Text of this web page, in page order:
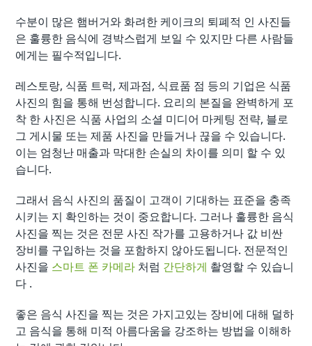
수분이 많은 햄버거와 화려한 케이크의 퇴폐적 인 사진들
은 훌륭한 음식에 경박스럽게 보일 수 있지만 다른 사람들
에게는 필수적입니다.
레스토랑, 식품 트럭, 제과점, 식료품 점 등의 기업은 식품
사진의 힘을 통해 번성합니다. 요리의 본질을 완벽하게 포
착 한 사진은 식품 사업의 소셜 미디어 마케팅 전략, 블로
그 게시물 또는 제품 사진을 만들거나 끊을 수 있습니다.
이는 엄청난 매출과 막대한 손실의 차이를 의미 할 수 있
습니다.
그래서 음식 사진의 품질이 고객이 기대하는 표준을 충족
시키는 지 확인하는 것이 중요합니다. 그러나 훌륭한 음식
사진을 찍는 것은 전문 사진 작가를 고용하거나 값 비싼
장비를 구입하는 것을 포함하지 않아도됩니다. 전문적인
사진을 스마트 폰 카메라 처럼 간단하게 촬영할 수 있습니
다 .
좋은 음식 사진을 찍는 것은 가지고있는 장비에 대해 덜하
고 음식을 통해 미적 아름다움을 강조하는 방법을 이해하